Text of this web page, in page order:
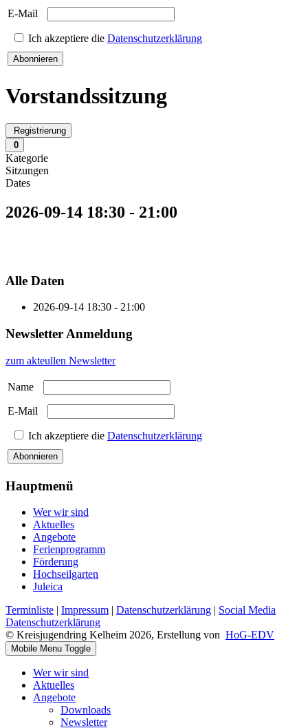
E-Mail
Ich akzeptiere die Datenschutzerklärung
Abonnieren
Vorstandssitzung
Registrierung
0
Kategorie
Sitzungen
Dates
2026-09-14 18:30 - 21:00
Alle Daten
2026-09-14 18:30 - 21:00
Newsletter Anmeldung
zum akteullen Newsletter
Name
E-Mail
Ich akzeptiere die Datenschutzerklärung
Abonnieren
Hauptmenü
Wer wir sind
Aktuelles
Angebote
Ferienprogramm
Förderung
Hochseilgarten
Juleica
Terminliste | Impressum | Datenschutzerklärung | Social Media
Datenschutzerklärung
© Kreisjugendring Kelheim 2026, Erstellung von HoG-EDV
Mobile Menu Toggle
Wer wir sind
Aktuelles
Angebote
Downloads
Newsletter